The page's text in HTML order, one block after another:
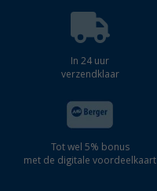
In 24 uur
verzendklaar
Tot wel 5% bonus
met de digitale voordeelkaart